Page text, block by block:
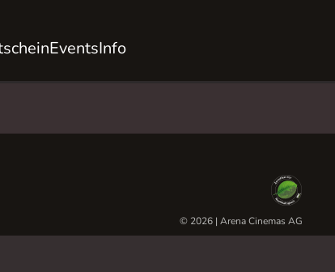
EventsInfo
© 2026 | Arena Cinemas AG